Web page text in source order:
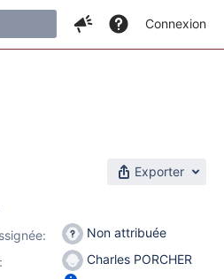
Connexion
Exporter
Non attribuée
Charles PORCHER